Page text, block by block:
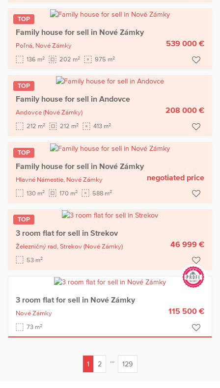
TOP
Family house for sell in Nové Zámky
Poľná, Nové Zámky
136 m2 202 m2 975 m2
539 000 €
TOP
Family house for sell in Andovce
Andovce (Nové Zámky)
212 m2 212 m2 413 m2
208 000 €
TOP
Family house for sell in Nové Zámky
Hlavné Námestie, Nové Zámky
130 m2 170 m2 588 m2
negotiated price
TOP
3 room flat for sell in Strekov
Železničný rad, Strekov (Nové Zámky)
53 m2
46 999 €
3 room flat for sell in Nové Zámky
Nové Zámky
73 m2
115 500 €
1
2 ... 129